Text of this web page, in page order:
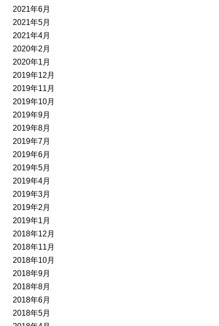
2021年6月
2021年5月
2021年4月
2020年2月
2020年1月
2019年12月
2019年11月
2019年10月
2019年9月
2019年8月
2019年7月
2019年6月
2019年5月
2019年4月
2019年3月
2019年2月
2019年1月
2018年12月
2018年11月
2018年10月
2018年9月
2018年8月
2018年6月
2018年5月